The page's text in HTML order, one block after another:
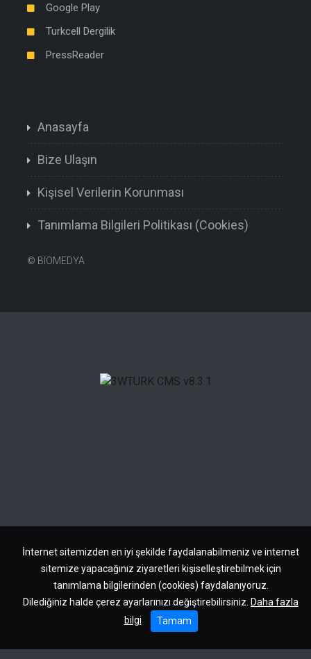
İnternet sitemizden en iyi şekilde faydalanabilmeniz ve internet
sitemize yapacağınız ziyaretleri kişiselleştirebilmek için
tanımlama bilgilerinden (cookies) faydalanıyoruz.
Dilediğiniz halde çerez ayarlarınızı değiştirebilirsiniz. Daha fazla
bilgi
Tamam
Google Play
Turkcell Dergilik
PressReader
Anasayfa
Bize Ulaşın
Kişisel Verilerin Korunması
Tanımlama Bilgileri Politikası (Cookies)
© BIOMEDYA